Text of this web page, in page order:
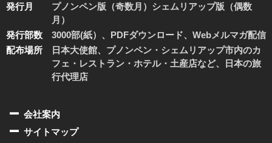
発行月
プノンペン版（奇数月）シェムリアップ版（偶数
月）
発行部数
3000部(紙）、PDFダウンロード、Webメルマガ配信
配布場所
日本大使館、プノンペン・シェムリアップ市内のカ
フェ・レストラン・ホテル・土産店など、日本の旅
行代理店
会社案内
サイトマップ